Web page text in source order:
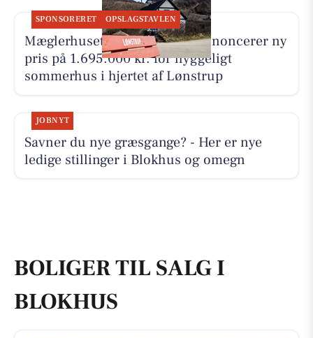
SPONSORERET OPSLAGSTAVLEN
Mæglerhuset Vestkysten I/S annoncerer ny
pris på 1.695.000 kr. for hyggeligt
sommerhus i hjertet af Lønstrup
JOBNYT
Savner du nye græsgange? - Her er nye
ledige stillinger i Blokhus og omegn
BOLIGER TIL SALG I
BLOKHUS